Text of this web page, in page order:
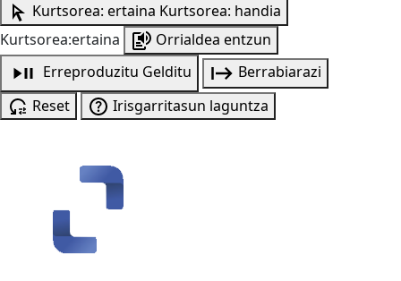
Kurtsorea: ertaina Kurtsorea: handia
Kurtsorea:ertaina
Orrialdea entzun
Erreproduzitu Gelditu
Berrabiarazi
Reset
Irisgarritasun laguntza